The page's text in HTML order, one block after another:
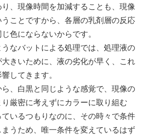
、現像時間を加減することも、現像
ことですから、各層の乳剤層の反応
色にならないからです。
なバットによる処理では、処理液の
きいために、液の劣化が早く、これ
してきます。
、白黒と同じような感覚で、現像の
厳密に考えずにカラーに取り組む
いるつもりなのに、その時々で条件
うため、唯一条件を変えているはず